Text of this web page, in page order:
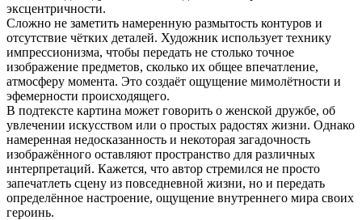
эксцентричности.
Сложно не заметить намеренную размытость контуров и
отсутствие чётких деталей. Художник использует технику
импрессионизма, чтобы передать не столько точное
изображение предметов, сколько их общее впечатление,
атмосферу момента. Это создаёт ощущение мимолётности и
эфемерности происходящего.
В подтексте картина может говорить о женской дружбе, об
увлечении искусством или о простых радостях жизни. Однако
намеренная недосказанность и некоторая загадочность
изображённого оставляют пространство для различных
интерпретаций. Кажется, что автор стремился не просто
запечатлеть сцену из повседневной жизни, но и передать
определённое настроение, ощущение внутреннего мира своих
героинь.